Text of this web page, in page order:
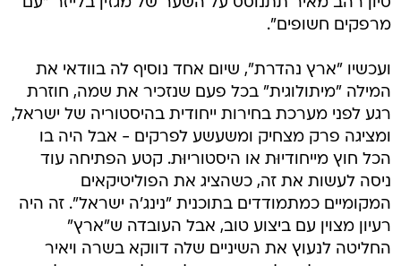
סיון רהב מאיר תתנוסס על השער של מגזין בלייזר "עם
מרפקים חשופים".
ועכשיו "ארץ נהדרת", שיום אחד נוסיף לה בוודאי את
המילה "מיתולוגית" בכל פעם שנזכיר את שמה, חוזרת
רגע לפני מערכת בחירות ייחודית בהיסטוריה של ישראל,
ומציגה פרק מצחיק ומשעשע לפרקים - אבל היה בו
הכל חוץ מייחודיוּת או היסטוריוּת. קטע הפתיחה עוד
ניסה לעשות את זה, כשהציג את הפוליטיקאים
המקומיים כמתמודדים בתוכנית "נינג'ה ישראל". זה היה
רעיון מצוין עם ביצוע טוב, אבל העובדה ש"ארץ"
החליטה לנעוץ את השיניים שלה דווקא בשרה ויאיר